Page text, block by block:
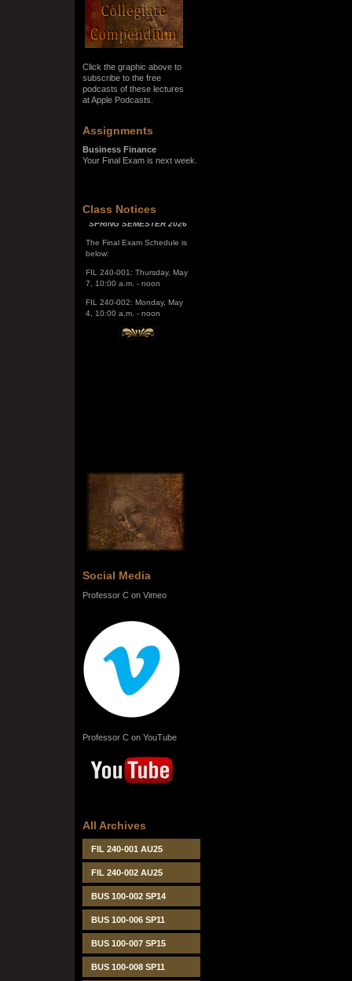
Click the graphic above to
subscribe to the free
podcasts of these lectures
at Apple Podcasts.
Assignments
Business Finance
Your Final Exam is next week.
Class Notices
SPRING SEMESTER 2026
The Final Exam Schedule is
FIL 240-001: Thursday, May
FIL 240-002: Monday, May
Social Media
Professor C on Vimeo
Professor C on YouTube
All Archives
FIL 240-001 AU25
FIL 240-002 AU25
BUS 100-002 SP14
BUS 100-006 SP11
BUS 100-007 SP15
BUS 100-008 SP11